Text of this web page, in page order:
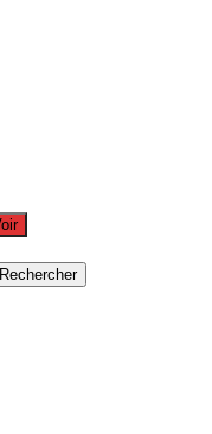
Rechercher